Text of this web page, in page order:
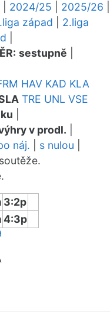
2024/25 2025/26
západ
2.liga
sestupně
HAV KAD KLA
TRE UNL VSE
v prodl.
náj. s nulou
3:2p
4:3p